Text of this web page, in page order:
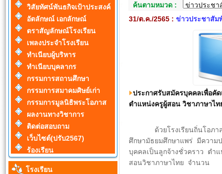
วิสัยทัศน์พันธกิจเป้าประสงค์
อัตลักษณ์ เอกลักษณ์
ตราสัญลักษณ์โรงเรียน
เพลงประจำโรงเรียน
ทำเนียบผู้บริหาร
ทำเนียบบุคลากร
กรรมการสถานศึกษา
กรรมการสมาคมศิษย์เก่า
กรรมการมูลนิธิพระโอภาส
ผลงานทางวิชาการ
ติดต่อสอบถาม
เว็บไซต์(ปรับ2567)
ร้องเรียน
โรงเรียน
ค้นตามหมวด :
31/ต.ค./2565 : ข่าวประชาสัม
ประกาศรับสมัครบุคคลเพื่อคัด
ตำแหน่งครูผู้สอน วิชาภาษาไท
ด้วยโรงเรียนถิ่นโอภาสวิ
ศึกษามัธยมศึกษาแพร่ มีความ
บุคคลเป็นลูกจ้างชั่วคราว ตำ
สอนวิชาภาษาไทย จำนวน